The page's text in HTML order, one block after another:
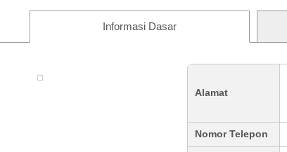
Informasi Dasar
Alamat
Nomor Telepon